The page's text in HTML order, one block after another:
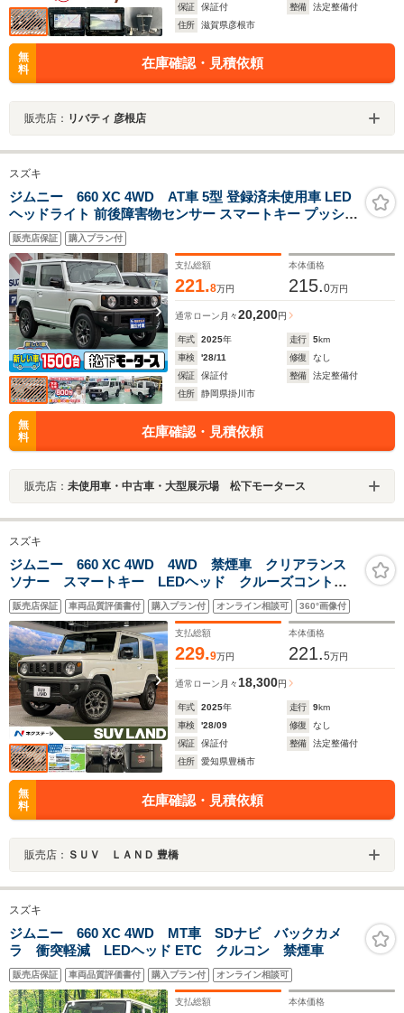
保証
保証付 整備
法定整備付
住所
滋賀県彦根市
無
料
在庫確認・見積依頼
販売店： リバティ 彦根店
スズキ
ジムニー 660 XC 4WD AT車 5型 登録済未使用車 LED
ヘッドライト 前後障害物センサー スマートキー プッシュ
ボタンスタート 純正アルミホイール シートヒーター オー
トライト 衝突被害軽減ブレーキ
販売店保証 購入プラン付
支払総額
221.8万円
本体価格
215.0万円
通常ローン 月々20,200円
年式 2025年 走行 5km
車検
'28/11 修復
なし
保証
保証付 整備
法定整備付
住所
静岡県掛川市
無
料
在庫確認・見積依頼
販売店： 未使用車・中古車・大型展示場 松下モータース
スズキ
ジムニー 660 XC 4WD 4WD 禁煙車 クリアランス
ソナー スマートキー LEDヘッド クルーズコントロ
ール 純正16インチアルミ オートライト オートエア
コン アイドリングストップ 電動格納ミラー
販売店保証 車両品質評価書付 購入プラン付 オンライン相談可 360°画像付
支払総額
229.9万円
本体価格
221.5万円
通常ローン 月々18,300円
年式 2025年 走行 9km
車検
'28/09 修復
なし
保証
保証付 整備
法定整備付
住所
愛知県豊橋市
無
料
在庫確認・見積依頼
販売店： ＳＵＶ ＬＡＮＤ 豊橋
スズキ
ジムニー 660 XC 4WD MT車 SDナビ バックカメ
ラ 衝突軽減 LEDヘッド ETC クルコン 禁煙車
販売店保証 車両品質評価書付 購入プラン付 オンライン相談可
支払総額 本体価格